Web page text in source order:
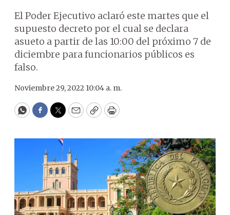
El Poder Ejecutivo aclaró este martes que el
supuesto decreto por el cual se declara
asueto a partir de las 10:00 del próximo 7 de
diciembre para funcionarios públicos es
falso.
Noviembre 29, 2022 10:04 a. m.
WhatsApp
Facebook
Twitter
EmailCopyPrint